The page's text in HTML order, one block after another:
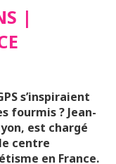
|
s’inspiraient
fourmis ? Jean-
est chargé
centre
en France.